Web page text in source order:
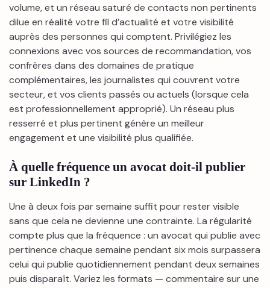
volume, et un réseau saturé de contacts non pertinents
dilue en réalité votre fil d’actualité et votre visibilité
auprès des personnes qui comptent. Privilégiez les
connexions avec vos sources de recommandation, vos
confrères dans des domaines de pratique
complémentaires, les journalistes qui couvrent votre
secteur, et vos clients passés ou actuels (lorsque cela
est professionnellement approprié). Un réseau plus
resserré et plus pertinent génère un meilleur
engagement et une visibilité plus qualifiée.
À quelle fréquence un avocat doit-il publier
sur LinkedIn ?
Une à deux fois par semaine suffit pour rester visible
sans que cela ne devienne une contrainte. La régularité
compte plus que la fréquence : un avocat qui publie avec
pertinence chaque semaine pendant six mois surpassera
celui qui publie quotidiennement pendant deux semaines
puis disparaît. Variez les formats — commentaire sur une